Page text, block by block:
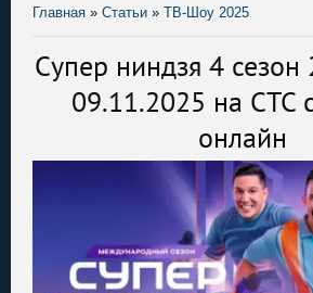
Главная » Статьи » ТВ-Шоу 2025
Супер ниндзя 4 сезон
09.11.2025 на СТС
онлайн